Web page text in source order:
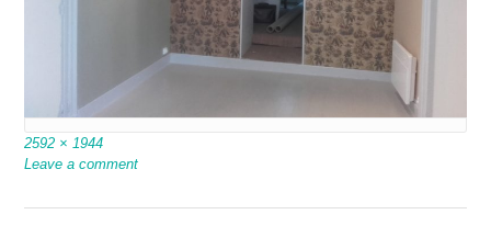
Full
size
2592 × 1944
Leave a comment